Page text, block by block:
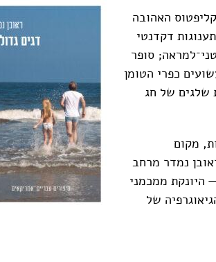
האהובה
דקדנטי
סופר
כפרי הטומן
שלגים של חג
מקום
נמדר מרחב
היונקת ממכמני
של